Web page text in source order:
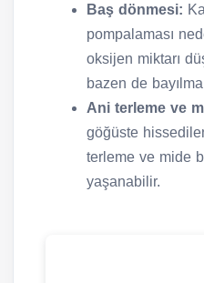
Baş dönmesi:
pompalaması
oksijen miktarı
bazen de
Ani terleme ve
göğüste
terleme ve mide
yaşanabilir.